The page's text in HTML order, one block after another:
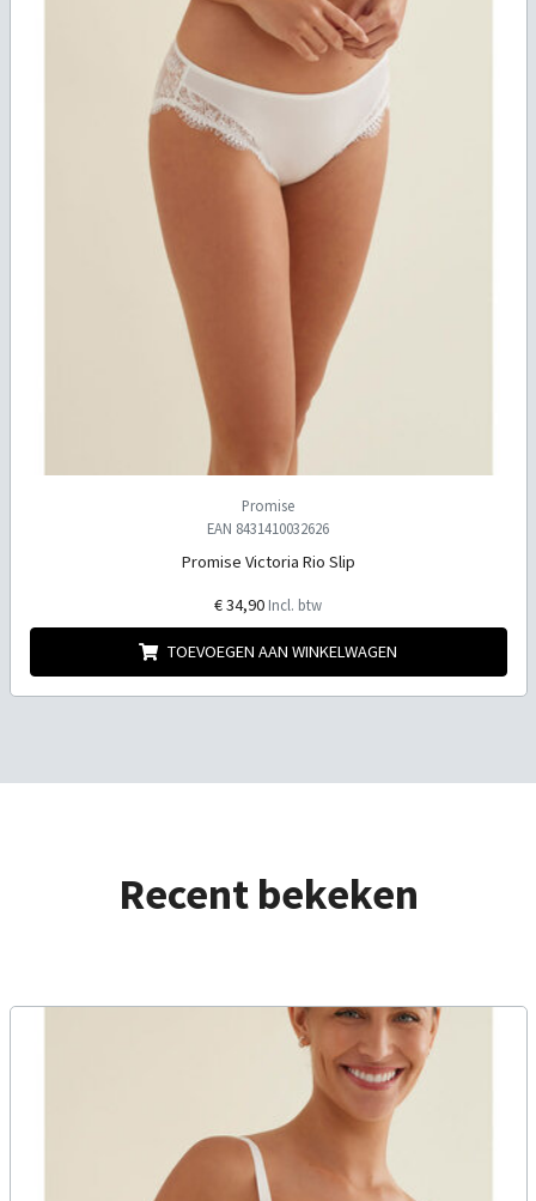
Promise
EAN 8431410032626
Promise Victoria Rio Slip
€ 34,90 Incl. btw
TOEVOEGEN AAN WINKELWAGEN
Recent bekeken